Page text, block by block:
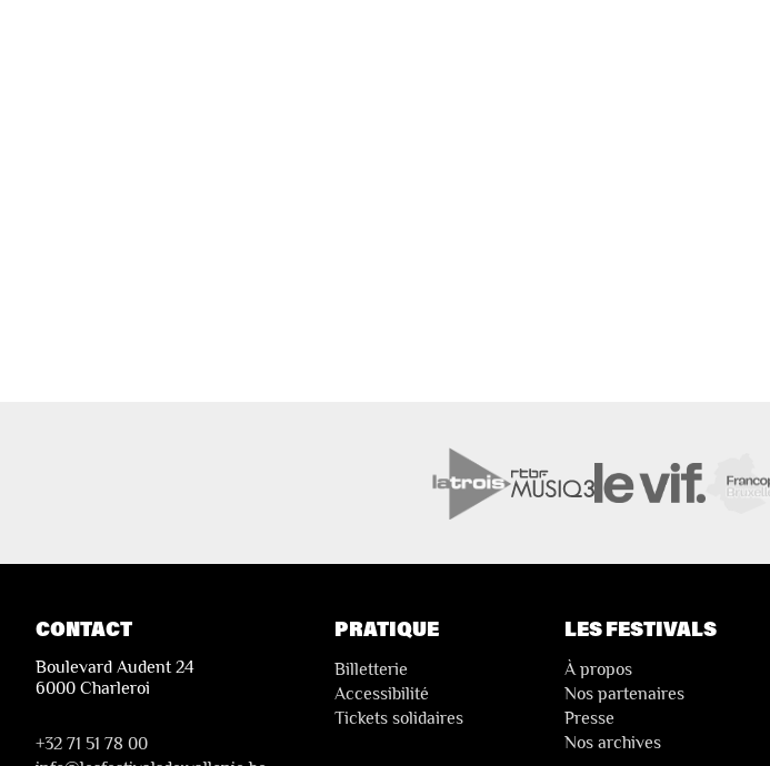
CONTACT
Boulevard Audent 24
6000 Charleroi
+32 71 51 78 00
PRATIQUE
Billetterie
Accessibilité
Tickets solidaires
LES FESTIVALS
À propos
Nos partenaires
Presse
Nos archives